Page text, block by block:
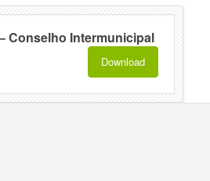
Conselho Intermunicipal
Download